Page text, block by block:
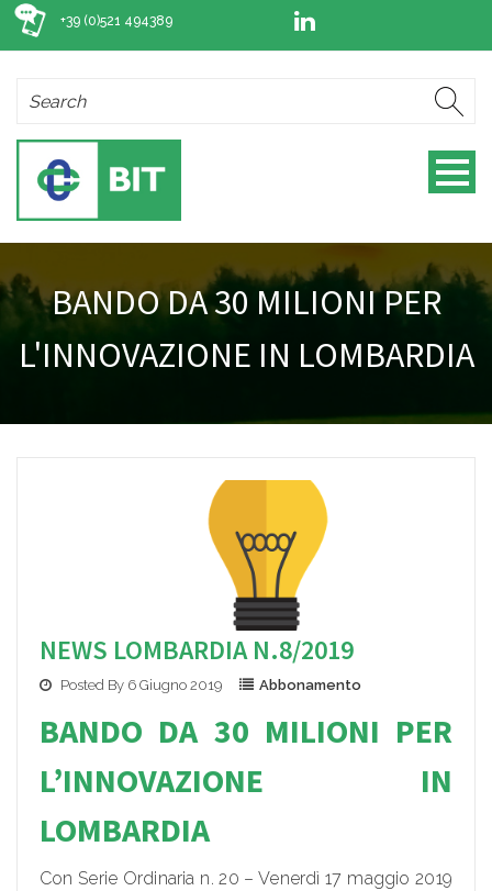
+39 (0)521 494389
BANDO DA 30 MILIONI PER
L'INNOVAZIONE IN LOMBARDIA
NEWS LOMBARDIA N.8/2019
Posted By 6 Giugno 2019 Abbonamento
BANDO DA 30 MILIONI PER
L’INNOVAZIONE IN
LOMBARDIA
Con Serie Ordinaria n. 20 – Venerdì 17 maggio 2019